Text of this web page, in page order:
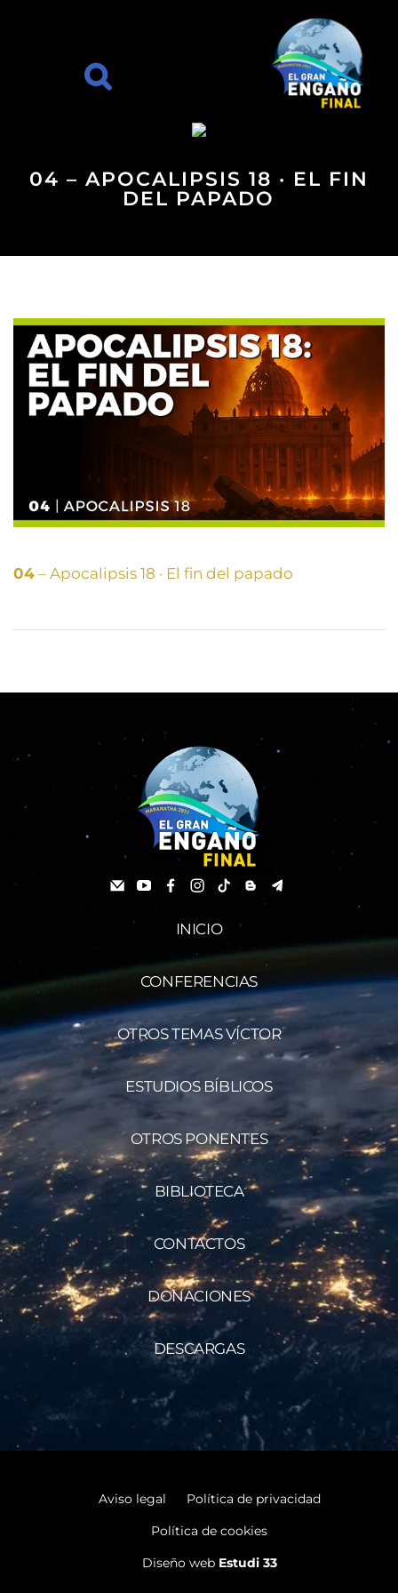
04 – APOCALIPSIS 18 · EL FIN
DEL PAPADO
04 – Apocalipsis 18 · El fin del papado
INICIO
CONFERENCIAS
OTROS TEMAS VÍCTOR
ESTUDIOS BÍBLICOS
OTROS PONENTES
BIBLIOTECA
CONTACTOS
DONACIONES
DESCARGAS
Aviso legal
Política de privacidad
Política de cookies
Diseño web Estudi 33